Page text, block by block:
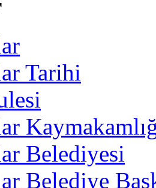
Tarihi
Belediyesi
Belediye